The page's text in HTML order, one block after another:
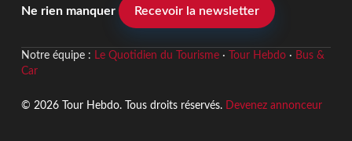
Ne rien manquer Recevoir la newsletter
Notre équipe : Le Quotidien du Tourisme· Tour Hebdo· Bus &
Car
© 2026 Tour Hebdo. Tous droits réservés. Devenez annonceur